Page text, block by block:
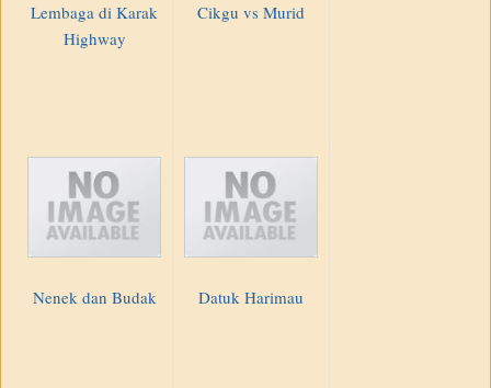
Lembaga di Karak
Highway
Cikgu vs Murid
Nenek dan Budak Datuk Harimau